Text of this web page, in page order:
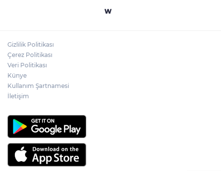
Gizlilik Politikası
Çerez Politikası
Veri Politikası
Künye
Kullanım Şartnamesi
İletişim